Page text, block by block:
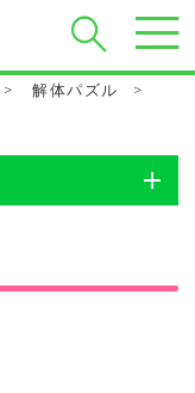
> 解体パズル
>